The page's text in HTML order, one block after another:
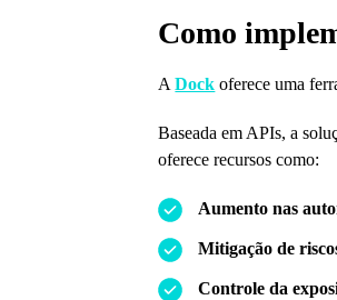
Como
ADock oferece uma
Baseada em APIs, a
oferece recursos como:
Aumento nas
Mitigação de
Controle da